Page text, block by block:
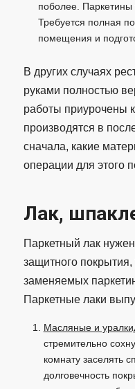
поболее. Паркетины
Требуется полная
помещения и
В других случаях
руками полностью
работы приурочены
производятся в
сначала, какие
операции для этого
Лак,
Паркетный лак
защитного покрытия,
заменяемых
Паркетные лаки
Масляные и
стремительно
комнату заселять
долговечность